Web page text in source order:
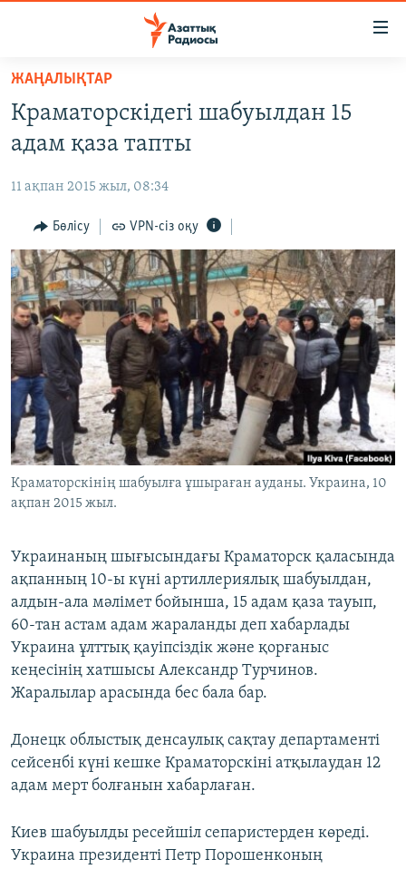
Skip
main
content
to
Navigation
Skip
to
Search
САЯСАТ
ҚАҢТАР ОҚИҒАСЫ
АДАМ ҚҰҚЫҚТАРЫ
ӘЛЕУМЕТ
ӘЛЕМ
АРНАЙЫ ЖОБАЛАР
Русский
ЖАЗЫЛЫҢЫЗ
Басқа тілдерде
ЖАҢАЛЫҚТАР
Краматорскідегі шабуылдан 15
адам қаза тапты
11 ақпан 2015 жыл, 08:34
Бөлісу VPN-сіз оқу
Краматорскінің шабуылға ұшыраған ауданы. Украина, 10
ақпан 2015 жыл.
Украинаның шығысындағы Краматорск қаласында
ақпанның 10-ы күні артиллериялық шабуылдан,
алдын-ала мәлімет бойынша, 15 адам қаза тауып,
60-тан астам адам жараланды деп хабарлады
Украина ұлттық қауіпсіздік және қорғаныс
кеңесінің хатшысы Александр Турчинов.
Жаралылар арасында бес бала бар.
Донецк облыстық денсаулық сақтау департаменті
сейсенбі күні кешке Краматорскіні атқылаудан 12
адам мерт болғанын хабарлаған.
Киев шабуылды ресейшіл сепаристерден көреді.
Украина президенті Петр Порошенконың